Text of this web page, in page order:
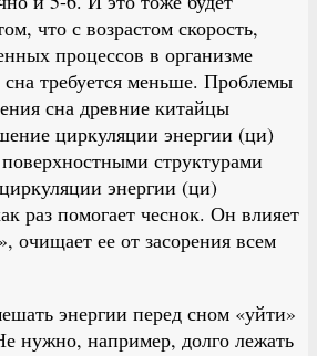
что с возрастом скорость,
процессов в организме
требуется меньше. Проблемы
сна древние китайцы
циркуляции энергии (ци)
структурами
энергии (ци)
раз помогает чеснок. Он влияет
очищает ее от засорения всем
энергии перед сном «уйти»
нужно, например, долго лежать